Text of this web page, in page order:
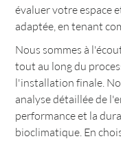
évaluer votre espace
adaptée, en tenant
Nous sommes à
tout au long du
l'installation finale.
analyse détaillée de
performance et la
bioclimatique. En